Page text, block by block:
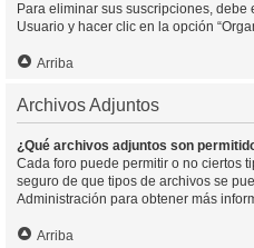
Para eliminar sus suscripciones,
Usuario y hacer clic en la opción
Arriba
Archivos Adjuntos
¿Qué archivos adjuntos son
Cada foro puede permitir o no ciertos
seguro de que tipos de archivos se
Administración para obtener más
Arriba